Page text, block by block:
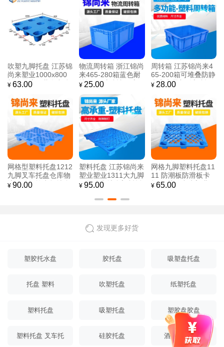
吹塑九脚托盘 江苏锦
尚来塑业1000x800
加厚物流用蓝色九脚
¥ 63.00
物流周转箱 浙江锦尚
来465-280箱蓝色耐
摔HDPE新料加厚塑
¥ 25.00
周转箱 江苏锦尚来4
65-200箱可堆叠防静
电家电零部件塑料周
¥ 28.00
网格型塑料托盘1212
九脚叉车托盘仓库物
流仓储运输卡板地台
¥ 90.00
塑料托盘 江苏锦尚来
塑业塑业1311大九脚
网格防潮地台塑料托
¥ 95.00
网格九脚塑料托盘11
11 防潮板防滑板卡
板 江苏锦尚来塑业工
¥ 65.00
发现更多好货
塑胶托水盘 胶托盘 吸塑盘托盘
托盘 塑料 吹塑托盘 纸塑托盘
塑料托盘 吸塑托盘 塑胶盘胶盘
塑料托盘 叉车托 硅胶托盘 酒盘托盘塑料